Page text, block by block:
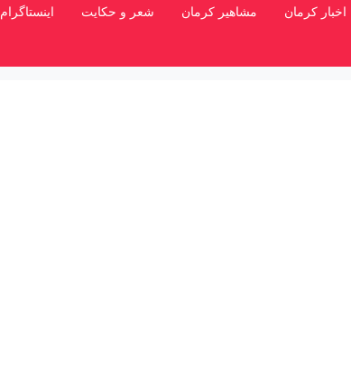
اخبار کرمان مشاهیر کرمان شعر و حکایت اینستاگرام